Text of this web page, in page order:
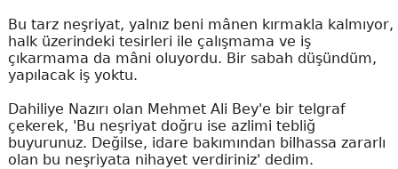
Bu tarz neşriyat, yalnız beni mânen kırmakla kalmıyor,
halk üzerindeki tesirleri ile çalışmama ve iş
çıkarmama da mâni oluyordu. Bir sabah düşündüm,
yapılacak iş yoktu.
Dahiliye Nazırı olan Mehmet Ali Bey'e bir telgraf
çekerek, 'Bu neşriyat doğru ise azlimi tebliğ
buyurunuz. Değilse, idare bakımından bilhassa zararlı
olan bu neşriyata nihayet verdiriniz' dedim.